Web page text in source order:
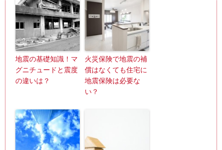
地震の基礎知識！マ
グニチュードと震度
の違いは？
火災保険で地震の補
償はなくても住宅に
地震保険は必要な
い？